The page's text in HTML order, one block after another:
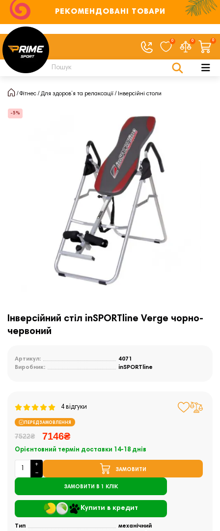
РЕКОМЕНДОВАНІ ТОВАРИ
0 0 0
Фітнес Для здоров’я та релаксації Інверсійні столи
-5%
Інверсійний стіл inSPORTline Verge чорно-
червоний
Артикул:
4071
Виробник:
inSPORTline
4 відгуки
ПЕРЕДЗАМОВЛЕННЯ
7522₴ 7146₴
Орієнтовний термін доставки 14-18 днів
ЗАМОВИТИ
ЗАМОВИТИ В 1 КЛІК
Купити в кредит
Тип
механічний